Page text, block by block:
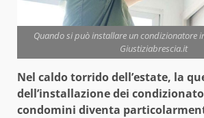
Quando si può installare un condizionatore
Giustiziabrescia.it
Nel caldo torrido dell’estate, la
dell’installazione dei
condomini diventa